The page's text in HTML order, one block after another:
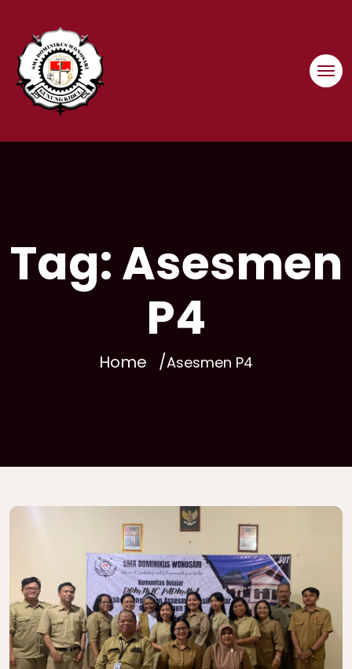
content
Tag:Asesmen
P4
Home Asesmen P4